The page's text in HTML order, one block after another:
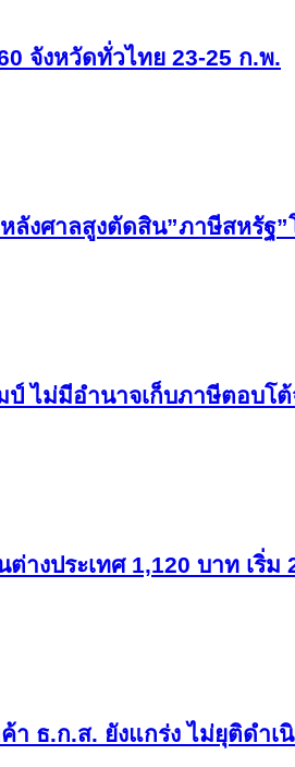
จังหวัดทั่วไทย 23-25 ก.พ.
งศาลสูงตัดสิน”ภาษีสหรัฐ”
ไม่มีอำนาจเก็บภาษีตอบโ
งประเทศ 1,120 บาท เริ่ม
ธ.ก.ส. ยังแกร่ง ไม่ยุติดำเ